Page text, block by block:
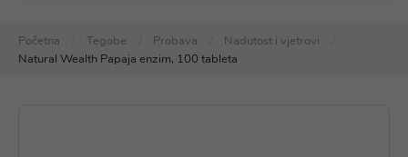
Početna Tegobe Probava
Nadutost i vjetrovi
Natural Wealth Papaja enzim, 100 tableta